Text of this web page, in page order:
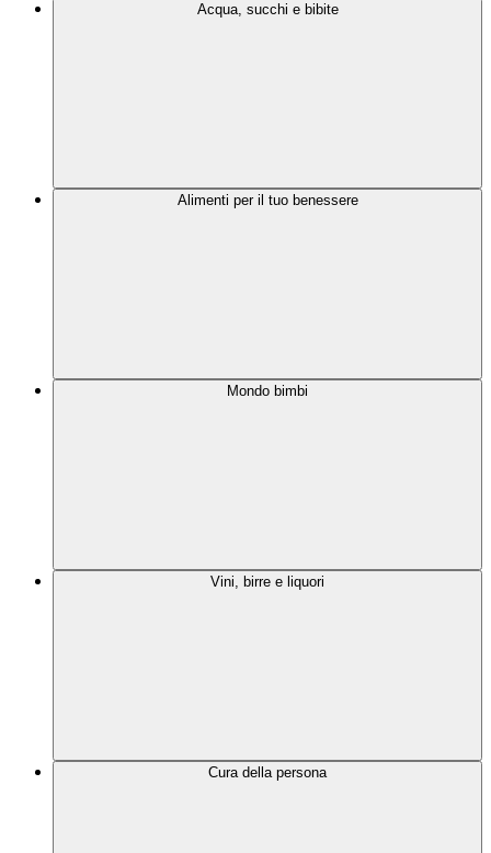
Acqua, succhi e bibite
Alimenti per il tuo benessere
Mondo bimbi
Vini, birre e liquori
Cura della persona